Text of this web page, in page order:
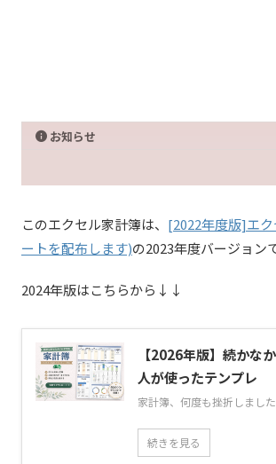
お知らせ
このエクセル家計簿は、 [2022年度版]エ
ートを配布します)の2023年度バージョン
2024年版はこちらから↓↓
【2026年版】続かな
人が使ったテンプレ
家計簿、何度も挫折しまし
続きを見る